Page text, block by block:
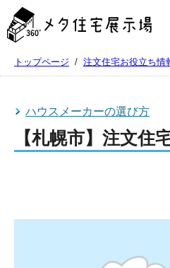
タ
住
示
トップページ / 注文住宅お役立ち情
ハウスメーカーの選び方
【札幌市】注文